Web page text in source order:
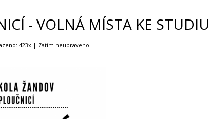
- VOLNÁ MÍSTA KE STUDIU
423x | Zatím neupraveno